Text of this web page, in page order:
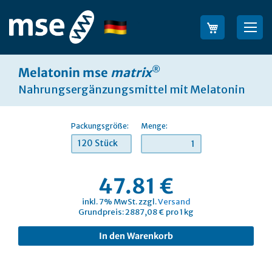
zum
Inhalt
Sprache
Melatonin mse matrix®
Nahrungsergänzungsmittel mit Melatonin
Packungsgröße:
120 Stück
Menge:
47.81 €
inkl. 7% MwSt. zzgl.Versand
Grundpreis: 2887,08 € pro 1 kg
In den Warenkorb